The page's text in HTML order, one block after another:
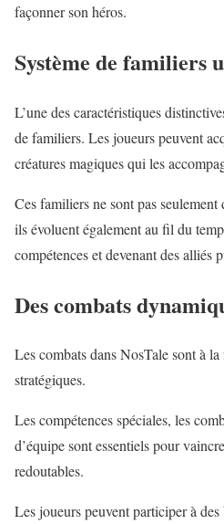
façonner son héros.
Système de familiers
L’une des caractéristiques
de familiers. Les joueurs peuvent
créatures magiques qui les
Ces familiers ne sont pas
ils évoluent également au fil du
compétences et devenant des alliés
Des combats
Les combats dans NosTale sont à
stratégiques.
Les compétences spéciales, les
d’équipe sont essentiels pour
redoutables.
Les joueurs peuvent participer à